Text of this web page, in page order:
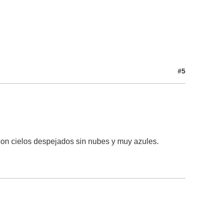
#5
cielos despejados sin nubes y muy azules.